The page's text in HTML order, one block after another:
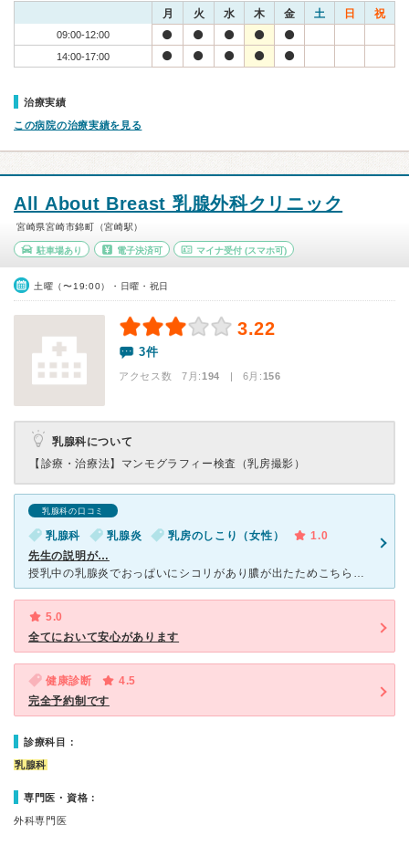
月 火 水 木 金 土 日 祝
09:00-12:00
14:00-17:00
治療実績
この病院の治療実績を見る
All About Breast 乳腺外科クリニック
宮崎県宮崎市錦町（宮崎駅）
駐車場あり 電子決済可 マイナ受付 (スマホ可)
土曜（〜19:00）・日曜・祝日
3.22
3件
アクセス数 7月:194 | 6月:156
乳腺科について
【診療・治療法】 マンモグラフィー検査（乳房撮影）
乳腺科の口コミ
乳腺科 乳腺炎 乳房のしこり（女性）
1.0
先生の説明が…
授乳中の乳腺炎でおっぱいにシコリがあり膿が出たためこちらのクリニックに受診しました。エコー検査しかしなかったのに、すぐに薬で母乳を止め、切開しドレーンを入れ排膿しましょうと言われました。母乳育児をした
5.0
全てにおいて安心があります
健康診断
4.5
完全予約制です
診療科目：
乳腺科
専門医・資格：
外科専門医